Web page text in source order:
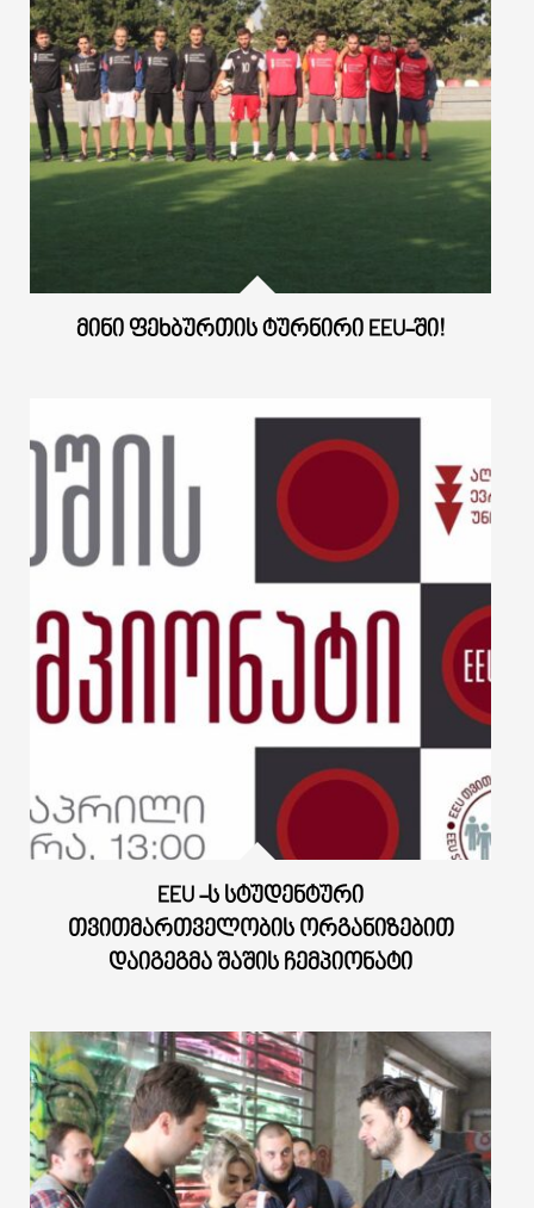
ᲛᲘᲜᲘ ᲤᲔᲮᲑᲣᲠᲗᲘᲡ ᲢᲣᲠᲜᲘᲠᲘ EEU-ᲨᲘ!
EEU -Ს ᲡᲢᲣᲓᲔᲜᲢᲣᲠᲘ
ᲗᲕᲘᲗᲛᲐᲠᲗᲕᲔᲚᲝᲑᲘᲡ ᲝᲠᲒᲐᲜᲘᲖᲔᲑᲘᲗ
ᲓᲐᲘᲒᲔᲒᲛᲐ ᲨᲐᲨᲘᲡ ᲩᲔᲛᲞᲘᲝᲜᲐᲢᲘ